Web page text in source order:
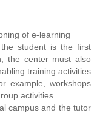
of e-learning
student is the first
the center must also
training activities
example, workshops
activities.
campus and the tutor